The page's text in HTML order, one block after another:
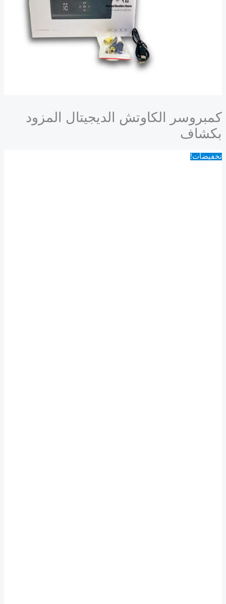
كمبروسر الكاوتش الديجيتال المزود
بكشاف
تخفيضات!